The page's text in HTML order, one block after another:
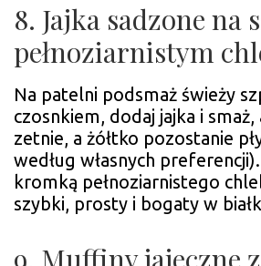
8. Jajka sadzone na
pełnoziarnistym
Na patelni podsmaż świeży
czosnkiem, dodaj jajka i smaż,
zetnie, a żółtko pozostanie
według własnych
kromką pełnoziarnistego
szybki, prosty i bogaty w